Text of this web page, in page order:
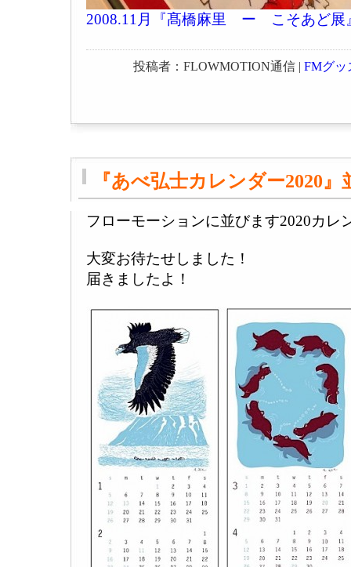
2008.11月『髙橋麻里 ー こそあど展
投稿者：FLOWMOTION通信 | FMグッ
『あべ弘士カレンダー2020
フローモーションに並びます2020カレ
大変お待たせしました！
届きましたよ！